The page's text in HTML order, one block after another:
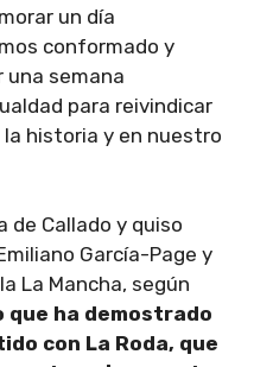
un día
conformado y
una semana
para reivindicar
la historia y en nuestro
de Callado y quiso
García-Page y
La Mancha, según
que ha demostrado
con La Roda, que